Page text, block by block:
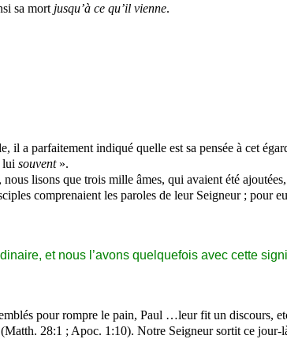
sa mort jusqu’à ce qu’il vienne.
il a parfaitement indiqué quelle est sa pensée à cet
lui souvent».
lisons que trois mille âmes, qui avaient été
comprenaient les paroles de leur Seigneur ; pour
et nous l’avons quelquefois avec cette
pour rompre le pain, Paul …leur fit un discours,
Matth. 28:1 ; Apoc. 1:10). Notre Seigneur sortit ce jour-